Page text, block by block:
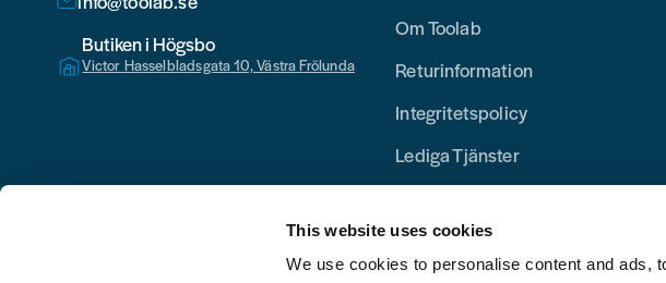
This website uses cookies
We use cookies to personalise content and ads,
Butiken i Högsbo
Victor Hasselbladsgata 10, Västra Frölunda
Om Toolab
Returinformation
Integritetspolicy
Lediga Tjänster